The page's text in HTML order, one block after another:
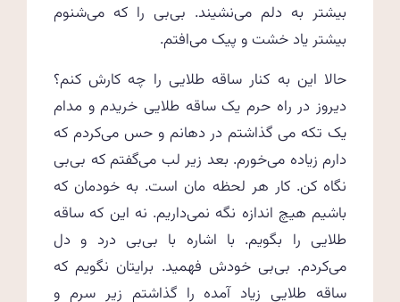
بیشتر به دلم می‌نشیند. بی‌بی را که می‌شنوم
بیشتر یاد خشت و پیک می‌افتم.
حالا این به کنار ساقه طلایی را چه کارش کنم؟
دیروز در راه حرم یک ساقه طلایی خریدم و مدام
یک تکه می گذاشتم در دهانم و حس می‌کردم که
دارم زیاده می‌خورم. بعد زیر لب می‌گفتم که بی‌بی
نگاه کن. کار هر لحظه مان است. به خودمان که
باشیم هیچ اندازه نگه نمی‌داریم. نه این که ساقه
طلایی را بگویم. با اشاره با بی‌بی درد و دل
‌می‌کردم. بی‌بی خودش فهمید. برایتان نگویم که
ساقه طلایی زیاد آمده را گذاشتم زیر سرم و